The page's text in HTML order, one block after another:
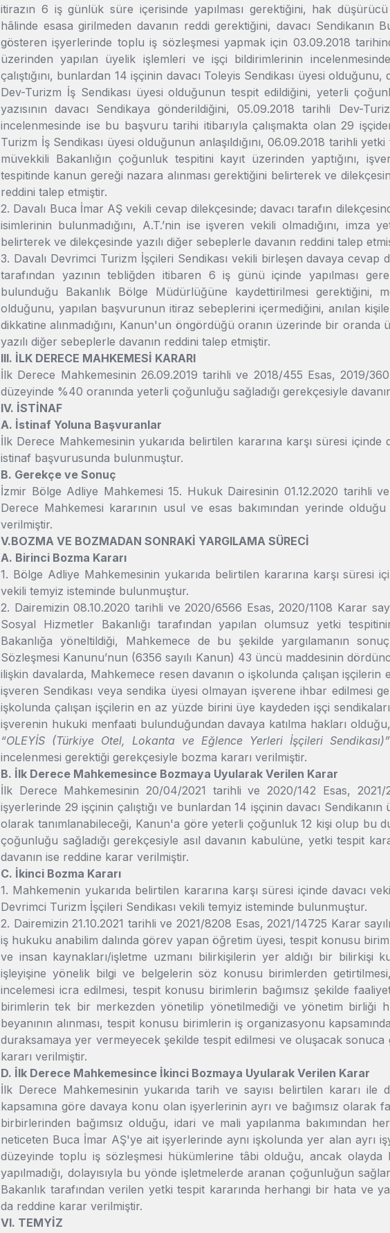
itirazın 6 iş günlük süre içerisinde yapılması gerektiğini, hak düşürücü
hâlinde esasa girilmeden davanın reddi gerektiğini, davacı
gösteren işyerlerinde toplu iş sözleşmesi yapmak için 03.09.2018
üzerinden yapılan üyelik işlemleri ve işçi bildirimlerinin
çalıştığını, bunlardan 14 işçinin davacı Toleyis Sendikası üyesi
Dev-Turizm İş Sendikası üyesi olduğunun tespit edildiğini, yeterli
yazısının davacı Sendikaya gönderildiğini, 05.09.2018 tarihli Dev-
incelenmesinde ise bu başvuru tarihi itibarıyla çalışmakta olan 29
Turizm İş Sendikası üyesi olduğunun anlaşıldığını, 06.09.2018 tarihli
müvekkili Bakanlığın çoğunluk tespitini kayıt üzerinden yaptığını,
tespitinde kanun gereği nazara alınması gerektiğini belirterek ve
reddini talep etmiştir.
2. Davalı Buca İmar AŞ vekili cevap dilekçesinde; davacı tarafın
isimlerinin bulunmadığını, A.T.’nin ise işveren vekili olmadığını, imza
belirterek ve dilekçesinde yazılı diğer sebeplerle davanın reddini talep
3. Davalı Devrimci Turizm İşçileri Sendikası vekili birleşen davaya cevap
tarafından yazının tebliğden itibaren 6 iş günü içinde yapılması
bulunduğu Bakanlık Bölge Müdürlüğüne kaydettirilmesi gerektiğini,
olduğunu, yapılan başvurunun itiraz sebeplerini içermediğini, anılan
dikkatine alınmadığını, Kanun'un öngördüğü oranın üzerinde bir
yazılı diğer sebeplerle davanın reddini talep etmiştir.
III. İLK DERECE MAHKEMESİ KARARI
İlk Derece Mahkemesinin 26.09.2019 tarihli ve 2018/455 Esas, 2019/360
düzeyinde %40 oranında yeterli çoğunluğu sağladığı gerekçesiyle
IV. İSTİNAF
A. İstinaf Yoluna Başvuranlar
İlk Derece Mahkemesinin yukarıda belirtilen kararına karşı süresi içinde
istinaf başvurusunda bulunmuştur.
B. Gerekçe ve Sonuç
İzmir Bölge Adliye Mahkemesi 15. Hukuk Dairesinin 01.12.2020 tarihli
Derece Mahkemesi kararının usul ve esas bakımından yerinde
verilmiştir.
V.BOZMA VE BOZMADAN SONRAKİ YARGILAMA SÜRECİ
A. Birinci Bozma Kararı
1. Bölge Adliye Mahkemesinin yukarıda belirtilen kararına karşı süresi
vekili temyiz isteminde bulunmuştur.
2. Dairemizin 08.10.2020 tarihli ve 2020/6566 Esas, 2020/1108 Karar
Sosyal Hizmetler Bakanlığı tarafından yapılan olumsuz yetki
Bakanlığa yöneltildiği, Mahkemece de bu şekilde yargılamanın
Sözleşmesi Kanunu’nun (6356 sayılı Kanun) 43 üncü maddesinin
ilişkin davalarda, Mahkemece resen davanın o işkolunda çalışan
işveren Sendikası veya sendika üyesi olmayan işverene ihbar edilmesi
işkolunda çalışan işçilerin en az yüzde birini üye kaydeden işçi
işverenin hukuki menfaati bulunduğundan davaya katılma hakları
“OLEYİS (Türkiye Otel, Lokanta ve Eğlence Yerleri İşçileri
incelenmesi gerektiği gerekçesiyle bozma kararı verilmiştir.
B. İlk Derece Mahkemesince Bozmaya Uyularak Verilen Karar
İlk Derece Mahkemesinin 20/04/2021 tarihli ve 2020/142 Esas,
işyerlerinde 29 işçinin çalıştığı ve bunlardan 14 işçinin davacı
olarak tanımlanabileceği, Kanun'a göre yeterli çoğunluk 12 kişi olup bu
çoğunluğu sağladığı gerekçesiyle asıl davanın kabulüne, yetki tespit
davanın ise reddine karar verilmiştir.
C. İkinci Bozma Kararı
1. Mahkemenin yukarıda belirtilen kararına karşı süresi içinde davacı
Devrimci Turizm İşçileri Sendikası vekili temyiz isteminde bulunmuştur.
2. Dairemizin 21.10.2021 tarihli ve 2021/8208 Esas, 2021/14725 Karar
iş hukuku anabilim dalında görev yapan öğretim üyesi, tespit konusu
ve insan kaynakları/işletme uzmanı bilirkişilerin yer aldığı bir bilirkişi
işleyişine yönelik bilgi ve belgelerin söz konusu birimlerden
incelemesi icra edilmesi, tespit konusu birimlerin bağımsız şekilde
birimlerin tek bir merkezden yönetilip yönetilmediği ve yönetim birliği
beyanının alınması, tespit konusu birimlerin iş organizasyonu
duraksamaya yer vermeyecek şekilde tespit edilmesi ve oluşacak
kararı verilmiştir.
D. İlk Derece Mahkemesince İkinci Bozmaya Uyularak Verilen Karar
İlk Derece Mahkemesinin yukarıda tarih ve sayısı belirtilen kararı
kapsamına göre davaya konu olan işyerlerinin ayrı ve bağımsız olarak
birbirlerinden bağımsız olduğu, idari ve mali yapılanma bakımından
neticeten Buca İmar AŞ'ye ait işyerlerinde aynı işkolunda yer alan ayrı
düzeyinde toplu iş sözleşmesi hükümlerine tâbi olduğu, ancak
yapılmadığı, dolayısıyla bu yönde işletmelerde aranan çoğunluğun
Bakanlık tarafından verilen yetki tespit kararında herhangi bir hata ve
da reddine karar verilmiştir.
VI. TEMYİZ